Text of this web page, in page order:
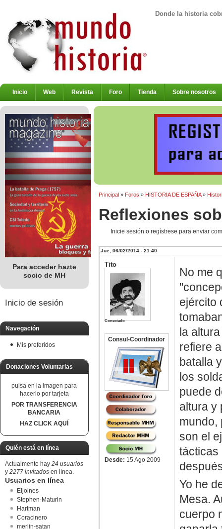
Donde la historia
Inicio Web Revista Foro Tienda Sobre nosotros
Para acceder hazte
socio de MH
Inicio de sesión
Navegación
Mis preferidos
Donaciones Voluntarias
pulsa en la imagen para
hacerlo por tarjeta
POR TRANSFERENCIA
BANCARIA
HAZ CLICK AQUÍ
Quién está en línea
Actualmente hay 24 usuarios
y 2277 invitados en línea.
Usuarios en línea
Eljoines
Stephen-Maturin
Hartman
Coracinero
merlin-satan
Principal» Foros » HISTORIA DE ESPAÑA»
Reflexiones
Inicie sesión o regístrese para enviar
Jue, 06/02/2014 - 21:40
Tito
Conectado
Consul-Coordinador
Desde: 15 Ago 2009
No me
ejército
la
refiere
batalla
los
puede
altura y
mundo,
son el
tácticas
Yo he
Mesa.
cuerpo